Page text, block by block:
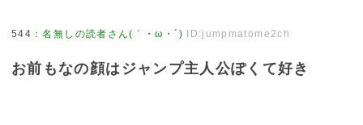
544 ：名無しの読者さん(｀・ω・´) ID:jumpmatome2ch
お前もなの顔はジャンプ主人公ぽくて好き